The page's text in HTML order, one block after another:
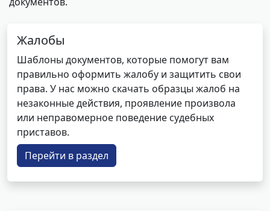
Жалобы
Шаблоны документов, которые помогут вам
правильно оформить жалобу и защитить свои
права. У нас можно скачать образцы жалоб на
незаконные действия, проявление произвола
или неправомерное поведение судебных
приставов.
Перейти в раздел